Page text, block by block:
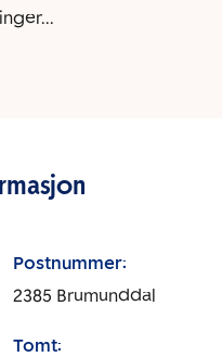
Postnummer:
2385 Brumunddal
Tomt: